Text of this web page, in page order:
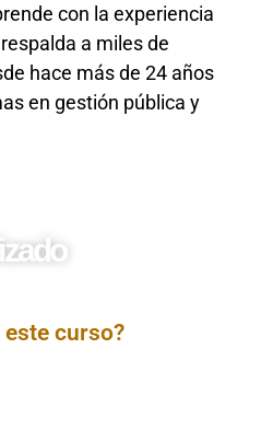
con la experiencia
a miles de
hace más de 24 años
en gestión pública y
este curso?